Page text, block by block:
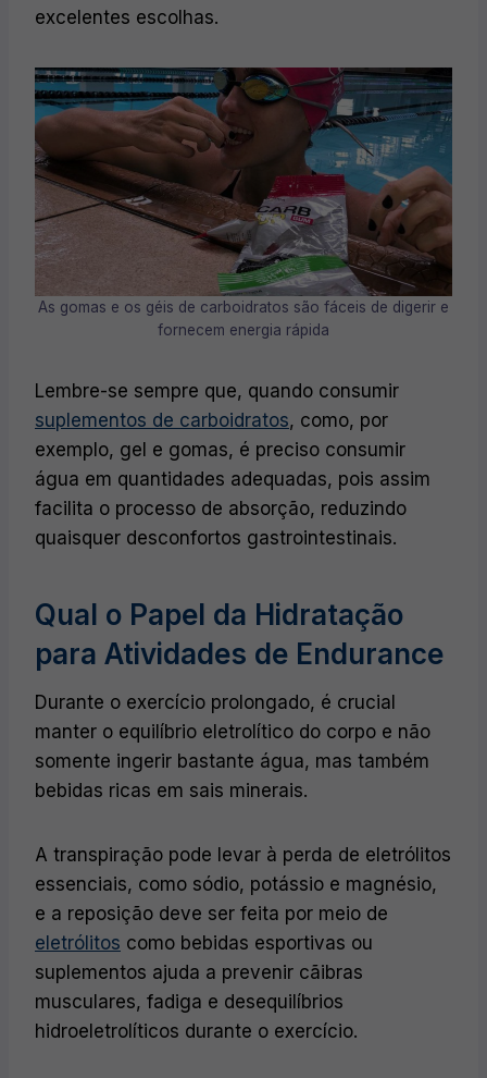
excelentes escolhas.
As gomas e os géis de carboidratos são fáceis de digerir e
fornecem energia rápida
Lembre-se sempre que, quando consumir
suplementos de carboidratos, como, por
exemplo, gel e gomas, é preciso consumir
água em quantidades adequadas, pois assim
facilita o processo de absorção, reduzindo
quaisquer desconfortos gastrointestinais.
Qual o Papel da Hidratação
para Atividades de Endurance
Durante o exercício prolongado, é crucial
manter o equilíbrio eletrolítico do corpo e não
somente ingerir bastante água, mas também
bebidas ricas em sais minerais.
A transpiração pode levar à perda de eletrólitos
essenciais, como sódio, potássio e magnésio,
e a reposição deve ser feita por meio de
eletrólitos como bebidas esportivas ou
suplementos ajuda a prevenir cãibras
musculares, fadiga e desequilíbrios
hidroeletrolíticos durante o exercício.